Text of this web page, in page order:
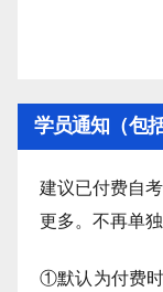
学员通知（包
建议已付费自
更多。不再单
①默认为付费